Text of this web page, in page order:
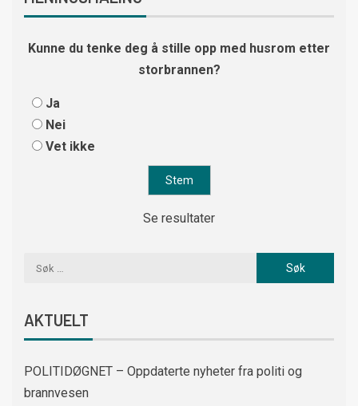
Kunne du tenke deg å stille opp med husrom etter
storbrannen?
Ja
Nei
Vet ikke
Se resultater
AKTUELT
POLITIDØGNET – Oppdaterte nyheter fra politi og
brannvesen